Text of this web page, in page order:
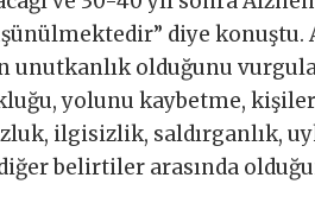
diye konuştu.
olduğunu
yolunu kaybetme,
ilgisizlik, saldırganlık,
belirtiler arasında